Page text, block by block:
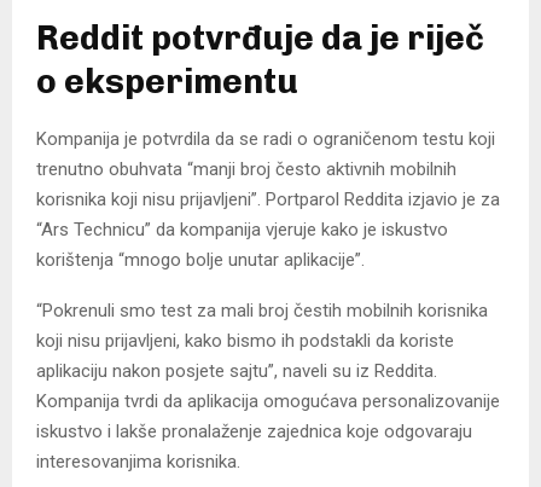
Reddit potvrđuje da je riječ
o eksperimentu
Kompanija je potvrdila da se radi o ograničenom testu koji
trenutno obuhvata “manji broj često aktivnih mobilnih
korisnika koji nisu prijavljeni”. Portparol Reddita izjavio je za
“Ars Technicu” da kompanija vjeruje kako je iskustvo
korištenja “mnogo bolje unutar aplikacije”.
“Pokrenuli smo test za mali broj čestih mobilnih korisnika
koji nisu prijavljeni, kako bismo ih podstakli da koriste
aplikaciju nakon posjete sajtu”, naveli su iz Reddita.
Kompanija tvrdi da aplikacija omogućava personalizovanije
iskustvo i lakše pronalaženje zajednica koje odgovaraju
interesovanjima korisnika.